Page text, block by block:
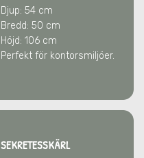
Djup: 54 cm
Bredd: 50 cm
Höjd: 106 cm
Perfekt för kontorsmiljöer.
SEKRETESSKÄRL